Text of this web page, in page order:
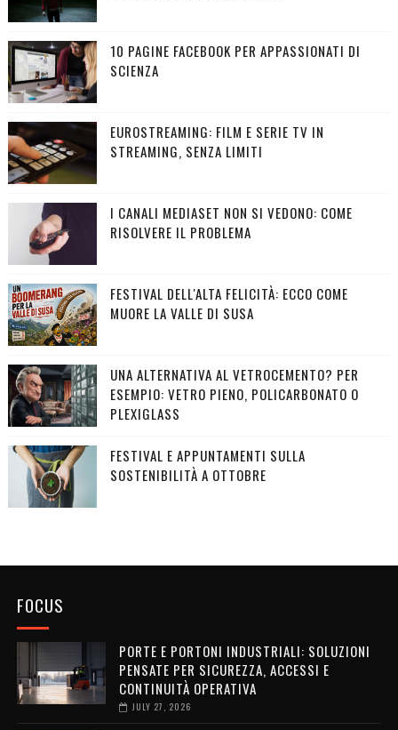
10 PAGINE FACEBOOK PER APPASSIONATI DI
SCIENZA
EUROSTREAMING: FILM E SERIE TV IN
STREAMING, SENZA LIMITI
I CANALI MEDIASET NON SI VEDONO: COME
RISOLVERE IL PROBLEMA
FESTIVAL DELL'ALTA FELICITÀ: ECCO COME
MUORE LA VALLE DI SUSA
UNA ALTERNATIVA AL VETROCEMENTO? PER
ESEMPIO: VETRO PIENO, POLICARBONATO O
PLEXIGLASS
FESTIVAL E APPUNTAMENTI SULLA
SOSTENIBILITÀ A OTTOBRE
FOCUS
PORTE E PORTONI INDUSTRIALI: SOLUZIONI
PENSATE PER SICUREZZA, ACCESSI E
CONTINUITÀ OPERATIVA
JULY 27, 2026